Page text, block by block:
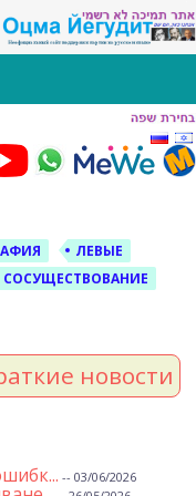
ЛЕВЫЕ
СОСУЩЕСТВОВАНИЕ
новости
-- 03/06/2026